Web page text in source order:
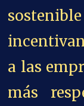
a las
más